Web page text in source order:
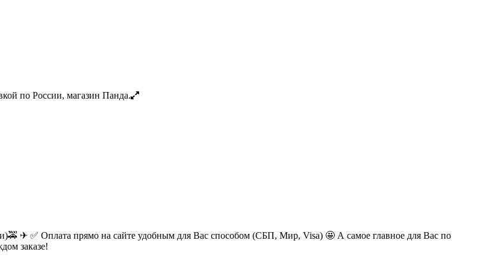
✈ ✅ Оплата прямо на сайте удобным для Вас способом (СБП, Мир, Visa) 🤩 А самое главное для Вас по
заказе!